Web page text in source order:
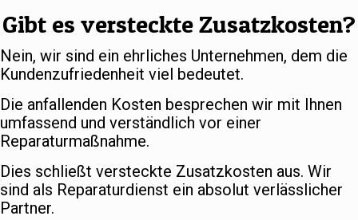
Gibt es versteckte Zusatzkosten?
Nein, wir sind ein ehrliches Unternehmen, dem die
Kundenzufriedenheit viel bedeutet.
Die anfallenden Kosten besprechen wir mit Ihnen
umfassend und verständlich vor einer
Reparaturmaßnahme.
Dies schließt versteckte Zusatzkosten aus. Wir
sind als Reparaturdienst ein absolut verlässlicher
Partner.